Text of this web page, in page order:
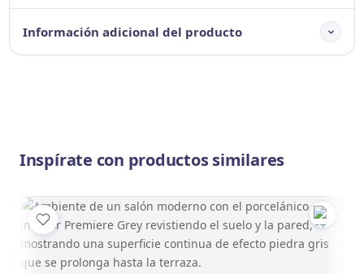
Información adicional del producto
Inspírate con productos similares